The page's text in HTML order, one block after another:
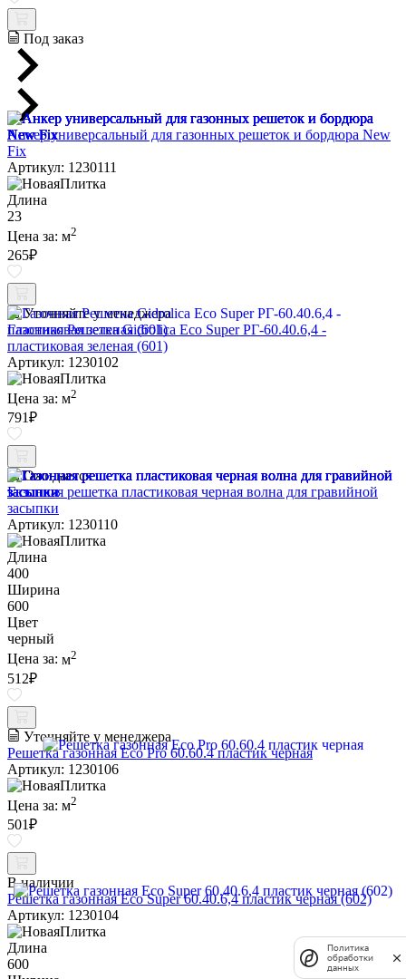
Под заказ
Анкер универсальный для газонных решеток и бордюра New
Fix
Артикул: 1230111
Длина
23
Цена за: м2
265₽
Уточняйте у менеджера
Газонная Решетка Gidrolica Eco Super РГ-60.40.6,4 -
пластиковая зеленая (601)
Артикул: 1230102
Цена за: м2
791₽
Ожидается
Газонная решетка пластиковая черная волна для гравийной
засыпки
Артикул: 1230110
Длина
400
Ширина
600
Цвет
черный
Цена за: м2
512₽
Уточняйте у менеджера
Решетка газонная Eco Pro 60.60.4 пластик черная
Артикул: 1230106
Цена за: м2
501₽
В наличии
Решетка газонная Eco Super 60.40.6,4 пластик черная (602)
Артикул: 1230104
Длина
600
Политика
обработки
данных